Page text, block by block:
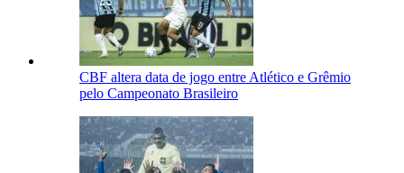
CBF altera data de jogo entre Atlético e Grêmio
pelo Campeonato Brasileiro